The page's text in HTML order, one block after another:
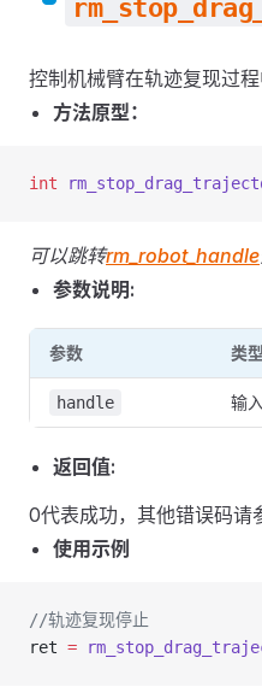
控制机械臂在轨迹复现过程
方法原型：
int
可以跳转rm_robot_handle
参数说明:
参数 类型
handle 输
返回值:
0代表成功，其他错误码请
使用示例
//轨迹复现停止
ret =